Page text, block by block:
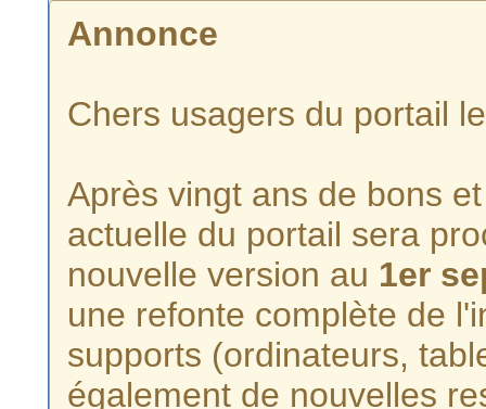
Annonce
Chers usagers du portail
Après vingt ans de bons
actuelle du portail sera
nouvelle version au 1er
une refonte complète de
supports (ordinateurs,
également de nouvelles